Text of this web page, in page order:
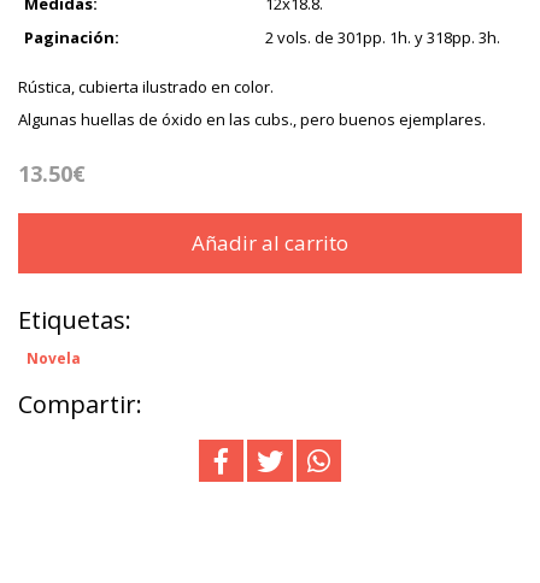
Paginación:
2 vols. de 301pp. 1h. y 318pp. 3h.
Rústica, cubierta ilustrado en color.
Algunas huellas de óxido en las cubs., pero buenos ejemplares.
13.50€
Añadir al carrito
Etiquetas:
Novela
Compartir: